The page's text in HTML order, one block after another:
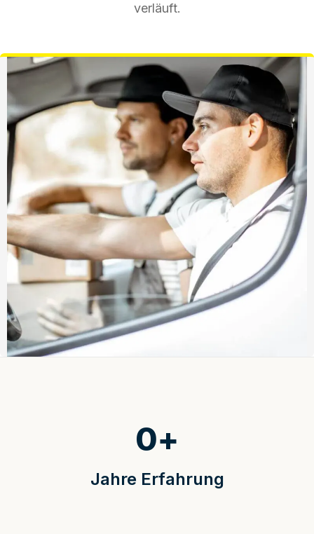
verläuft.
Jahre Erfahrung
0+